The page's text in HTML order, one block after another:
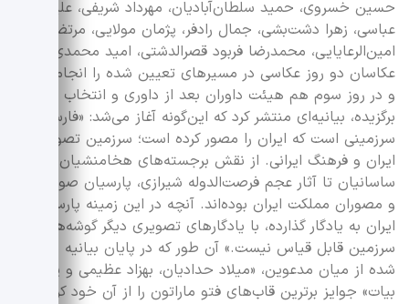
حسین خسروی، حمید سلطان‌آبادیان، مهرداد شریفی، علیرضا
عباسی، زهرا دشت‌بشی، جمال رادفر، پژمان مولایی، مرتضی
امین‌الرعایایی، محمدرضا فربود قصرالدشتی، امید محمدی. این
عکاسان دو روز عکاسی در مسیرهای تعیین شده را انجام دادند
و در روز سوم هم هیئت داوران بعد از داوری و انتخاب آثار
برگزیده، بیانیه‌ای منتشر کرد که این‌گونه آغاز می‌شد: «فارس
سرزمینی است که ایران را مصور کرده است؛ سرزمین تصویرگر
ایران و فرهنگ ایرانی. از نقش برجسته‌های هخامنشیان و
ساسانیان تا آثار عجم فرصت‌الدوله شیرازی، پارسیان صورتگران
و مصوران مملکت ایران بوده‌اند. آنچه در این زمینه پارس برای
ایران به یادگار گذارده، با یادگارهای تصویری دیگر گوشه‌های این
سرزمین قابل قیاس نیست.» آن طور که در پایان بیانیه ذکر
شده از میان مدعوین، «میلاد حدادیان، بهزاد عظیمی و پویا
بیات» جوایز برترین قاب‌های فتو ماراتون را از آن خود کرده‌اند.